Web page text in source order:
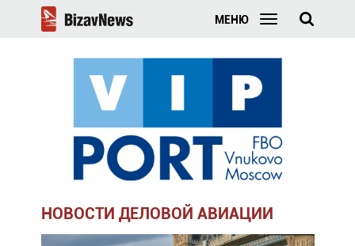
МЕНЮ
НОВОСТИ ДЕЛОВОЙ АВИАЦИИ